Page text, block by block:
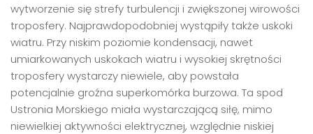
wytworzenie się strefy turbulencji i zwiększonej wirowości
troposfery. Najprawdopodobniej wystąpiły także uskoki
wiatru. Przy niskim poziomie kondensacji, nawet
umiarkowanych uskokach wiatru i wysokiej skrętności
troposfery wystarczy niewiele, aby powstała
potencjalnie groźna superkomórka burzowa. Ta spod
Ustronia Morskiego miała wystarczającą siłę, mimo
niewielkiej aktywności elektrycznej, względnie niskiej